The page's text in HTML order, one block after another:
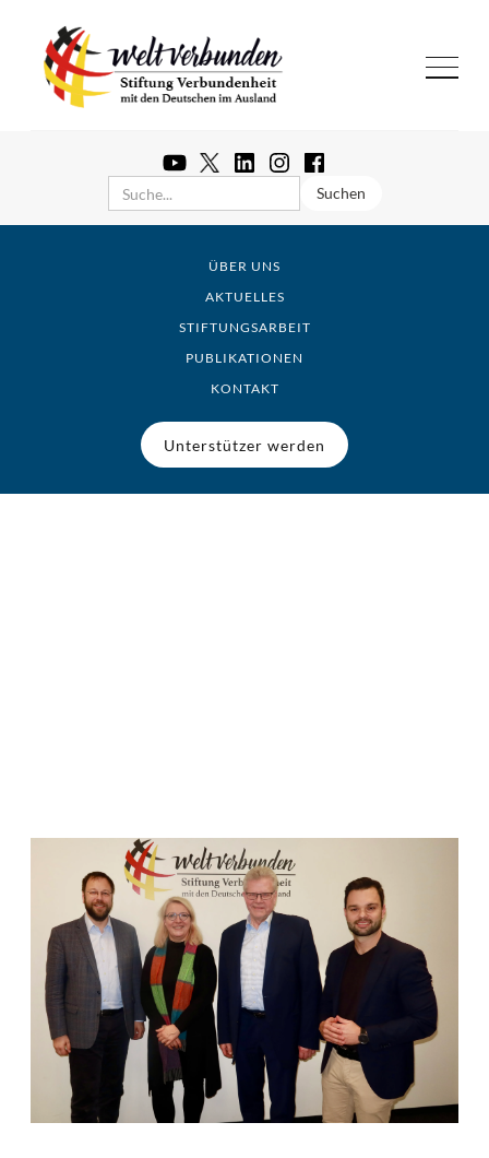
ÜBER UNS
AKTUELLES
STIFTUNGSARBEIT
PUBLIKATIONEN
KONTAKT
Unterstützer werden